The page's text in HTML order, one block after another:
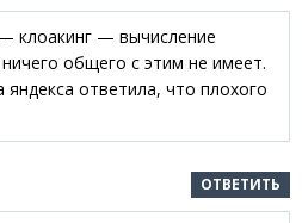
клоакинг — вычисление
общего с этим не имеет.
ответила, что плохого
ОТВЕТИТЬ